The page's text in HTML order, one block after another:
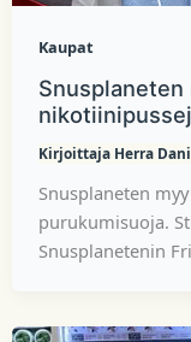
Kaupat
Kirjoittaja Herra
Snusplaneten
purukumisuoja.
Snusplanetenin